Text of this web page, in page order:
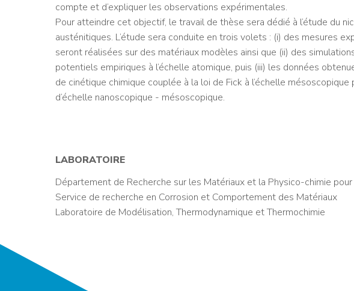
compte et d’expliquer les observations expérimentales.
Pour atteindre cet objectif, le travail de thèse sera dédié à l’étude du
austénitiques. L’étude sera conduite en trois volets : (i) des mesures
seront réalisées sur des matériaux modèles ainsi que (ii) des
potentiels empiriques à l’échelle atomique, puis (iii) les données
de cinétique chimique couplée à la loi de Fick à l’échelle
d’échelle nanoscopique - mésoscopique.
LABORATOIRE
Département de Recherche sur les Matériaux et la Physico-chimie
Service de recherche en Corrosion et Comportement des Matériaux
Laboratoire de Modélisation, Thermodynamique et Thermochimie